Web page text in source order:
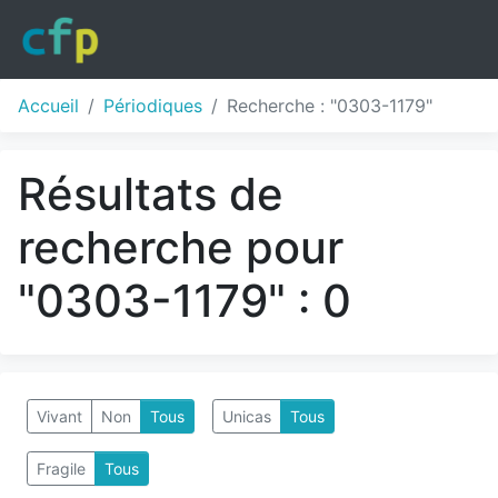
Accueil Périodiques Recherche : "0303-1179"
Résultats de
recherche pour
"0303-1179" : 0
Vivant Non Tous Unicas Tous
Fragile Tous